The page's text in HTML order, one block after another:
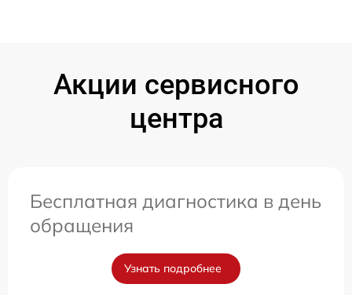
Акции сервисного
центра
Бесплатная диагностика в день
обращения
Узнать подробнее